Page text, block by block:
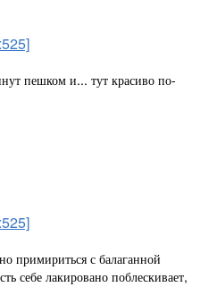
пешком и... тут красиво по-
примириться с балаганной
себе лакировано поблескивает,